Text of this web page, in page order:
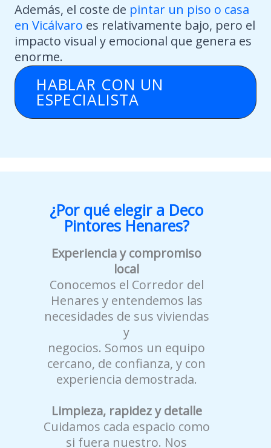
Además, el coste de pintar un piso o casa
en Vicálvaro es relativamente bajo, pero el
impacto visual y emocional que genera es
enorme.
HABLAR CON UN
ESPECIALISTA
¿Por qué elegir a Deco
Pintores Henares?
Experiencia y compromiso
local
Conocemos el Corredor del
Henares y entendemos las
necesidades de sus viviendas
y
negocios. Somos un equipo
cercano, de confianza, y con
experiencia demostrada.
Limpieza, rapidez y detalle
Cuidamos cada espacio como
si fuera nuestro. Nos